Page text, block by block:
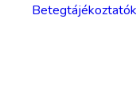
Betegtájékoztatók